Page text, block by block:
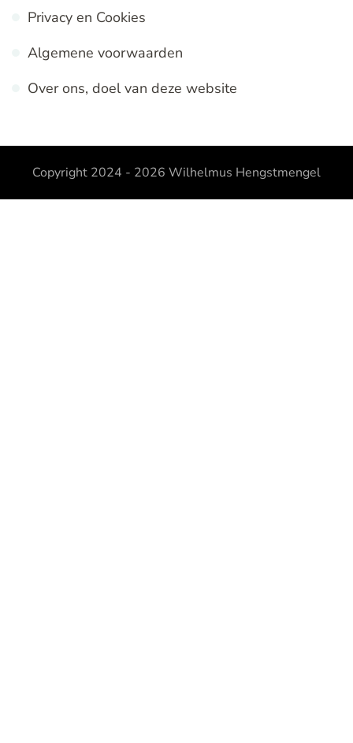
Privacy en Cookies
Algemene voorwaarden
Over ons, doel van deze website
Copyright 2024 - 2026 Wilhelmus Hengstmengel